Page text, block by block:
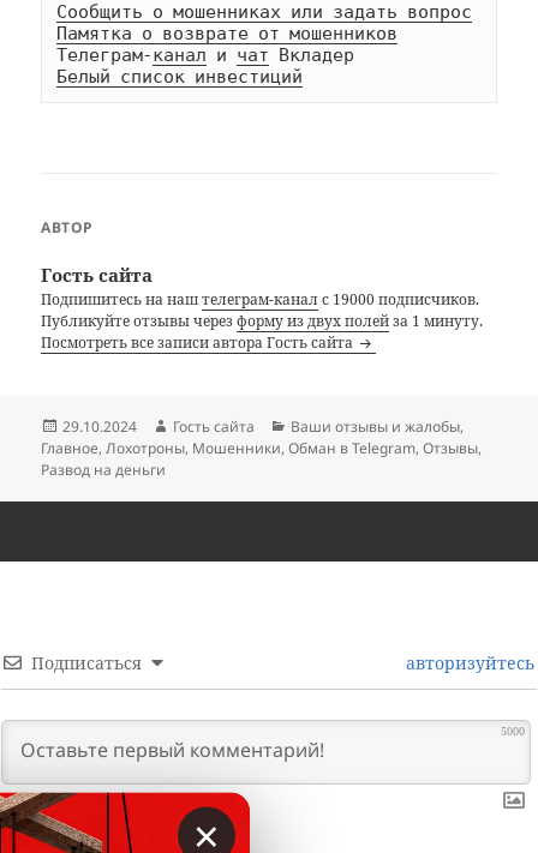
Сообщить о мошенниках или задать вопрос
Памятка о возврате от мошенников
Телеграм-канал и чат
Белый список инвестиций
АВТОР
Гость сайта
Подпишитесь на наштелеграм-каналс 19000 подписчиков.
Публикуйте отзывы черезформу из двух полейза 1 минуту.
Посмотреть все записи автора Гость сайта
Опубликовано
29.10.2024 Автор
Гость сайта Рубрики
Ваши отзывы и жалобы,
Главное,Лохотроны, Мошенники,Обман в Telegram,Отзывы,
Развод на деньги
Подписаться авторизуйтесь
5000
×